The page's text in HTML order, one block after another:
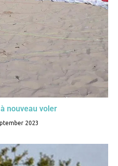
nouveau voler
2023